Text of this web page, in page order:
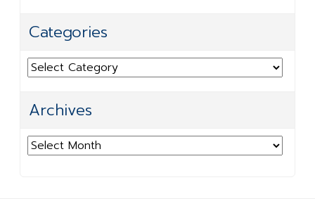
Categories
Categories
Archives
Archives